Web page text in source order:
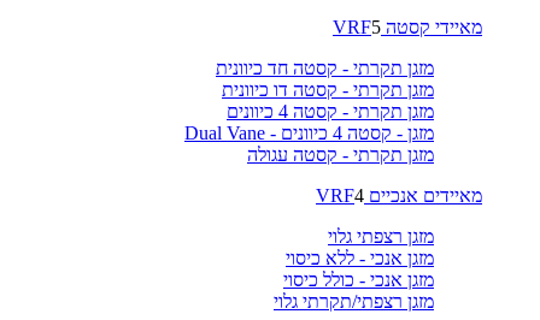
מאיידי קסטה VRF 5
מזגן תקרתי - קסטה חד כיוונית
מזגן תקרתי - קסטה דו כיוונית
מזגן תקרתי - קסטה 4 כיוונים
מזגן - קסטה 4 כיוונים - Dual Vane
מזגן תקרתי - קסטה עגולה
מאיידים אנכיים VRF 4
מזגן רצפתי גלוי
מזגן אנכי - ללא כיסוי
מזגן אנכי - כולל כיסוי
מזגן רצפתי/תקרתי גלוי